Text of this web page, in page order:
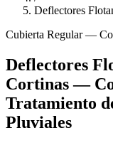
Deflectores
Cubierta Regular —
Deflectores
Cortinas —
Tratamiento
Pluviales